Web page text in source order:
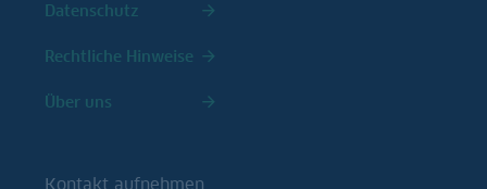
Datenschutz
Rechtliche Hinweise
Über uns
Kontakt aufnehmen